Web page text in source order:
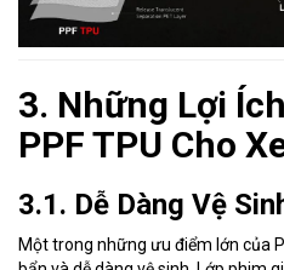
3. Những Lợi
PPF TPU Cho
3.1. Dễ Dàng Vệ
Một trong những ưu điểm lớn của